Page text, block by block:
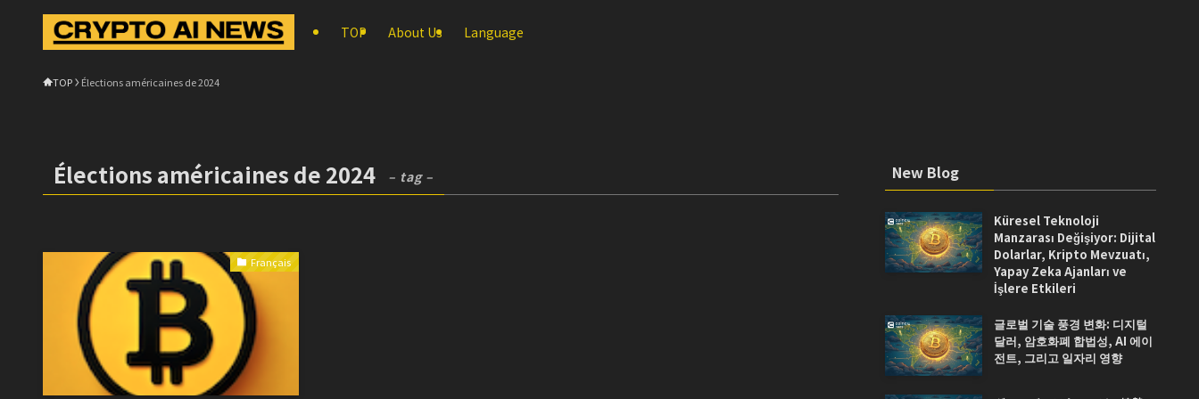
TOP About Us Language
TOP Élections américaines de 2024
Élections américaines de 2024 – tag –
Français
New Blog
Küresel Teknoloji
Manzarası Değişiyor: Dijital
Dolarlar, Kripto Mevzuatı,
Yapay Zeka Ajanları ve
İşlere Etkileri
글로벌 기술 풍경 변화: 디지털
달러, 암호화폐 합법성, AI 에이
전트, 그리고 일자리 영향